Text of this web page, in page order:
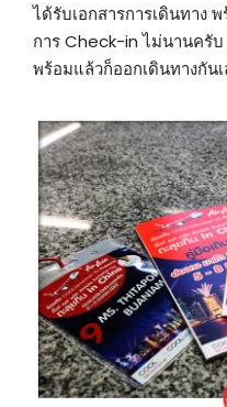
ได้รับเอกสารการเดินทาง
การ Check-in ไม่นานครับ
พร้อมแล้วก็ออกเดินทางกัน